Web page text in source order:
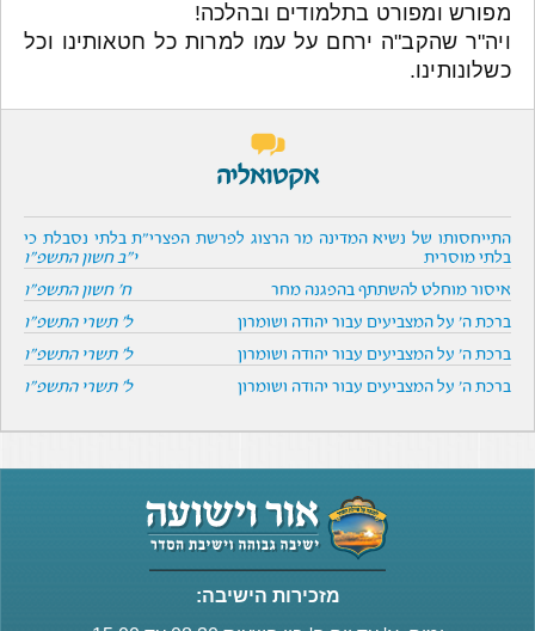
מפורש ומפורט בתלמודים ובהלכה!
ויה"ר שהקב"ה ירחם על עמו למרות כל חטאותינו וכל
כשלונותינו.
אקטואליה
התייחסותו של נשיא המדינה מר הרצוג לפרשת הפצרי"ת בלתי נסבלת כי
בלתי מוסרית
י"ב חשון התשפ"ו
איסור מוחלט להשתתף בהפגנה מחר
ח' חשון התשפ"ו
ברכת ה' על המצביעים עבור יהודה ושומרון
ל' תשרי התשפ"ו
ברכת ה' על המצביעים עבור יהודה ושומרון
ל' תשרי התשפ"ו
ברכת ה' על המצביעים עבור יהודה ושומרון
ל' תשרי התשפ"ו
מזכירות הישיבה: